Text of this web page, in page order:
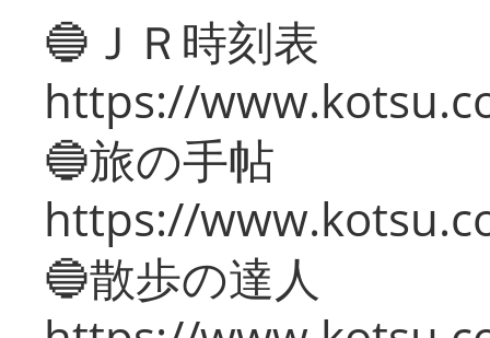
🔵ＪＲ時刻表
https://
🔵旅の手帖
https://
🔵散歩の達人